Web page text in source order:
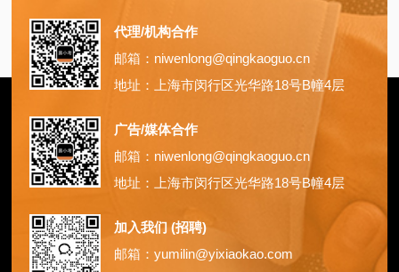
代理/机构合作
邮箱：niwenlong@qingkaoguo.cn
地址：上海市闵行区光华路18号B幢4层
广告/媒体合作
邮箱：niwenlong@qingkaoguo.cn
地址：上海市闵行区光华路18号B幢4层
加入我们 (招聘)
邮箱：yumilin@yixiaokao.com